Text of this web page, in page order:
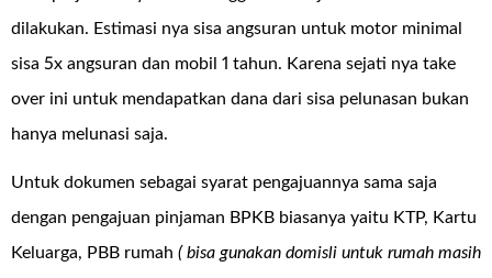
dilakukan. Estimasi nya sisa angsuran untuk motor minimal
sisa 5x angsuran dan mobil 1 tahun. Karena sejati nya take
over ini untuk mendapatkan dana dari sisa pelunasan bukan
hanya melunasi saja.
Untuk dokumen sebagai syarat pengajuannya sama saja
dengan pengajuan pinjaman BPKB biasanya yaitu KTP, Kartu
Keluarga, PBB rumah ( bisa gunakan domisli untuk rumah masih